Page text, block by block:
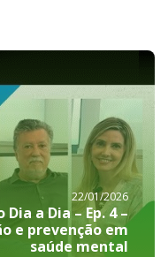
22/01/2026
a Dia – Ep. 4 –
e prevenção em
saúde mental